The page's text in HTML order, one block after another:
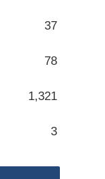
37
78
1,321
3